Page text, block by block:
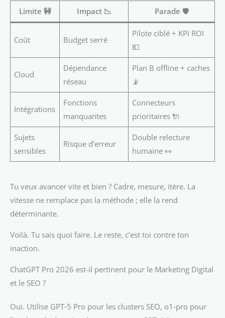
Limite 🚧 Impact 📉 Parade 🛡️
Coût Budget serré
Pilote ciblé + KPI ROI
💶
Cloud
Dépendance
réseau
Plan B offline + caches
📡
Intégrations
Fonctions
manquantes
Connecteurs
prioritaires 🔌
Sujets
sensibles
Risque d’erreur
Double relecture
humaine 👀
Tu veux avancer vite et bien ? Cadre, mesure, itère. La
vitesse ne remplace pas la méthode ; elle la rend
déterminante.
Voilà. Tu sais quoi faire. Le reste, c’est toi contre ton
inaction.
ChatGPT Pro 2026 est-il pertinent pour le Marketing Digital
et le SEO ?
Oui. Utilise GPT‑5 Pro pour les clusters SEO, o1‑pro pour